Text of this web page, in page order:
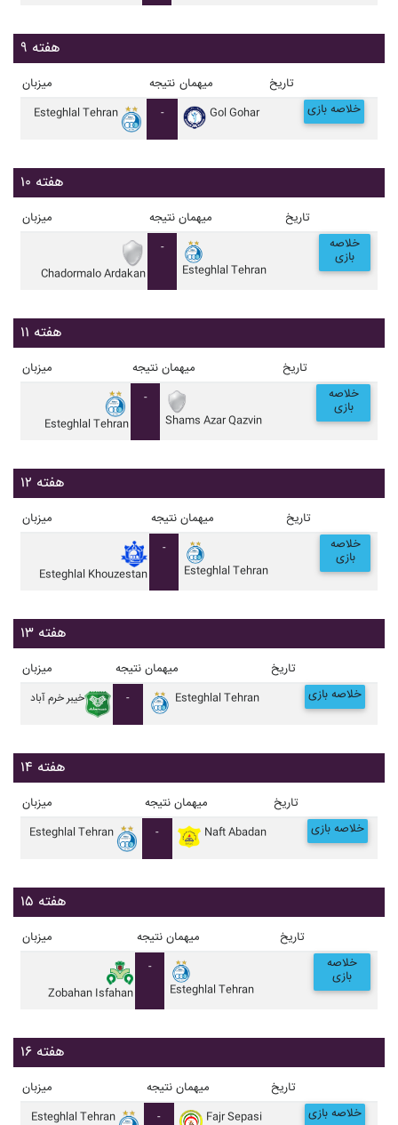
هفته ۹
میزبان نتیجه میهمان تاریخ
Esteghlal Tehran - Gol Gohar خلاصه بازی
هفته ۱۰
میزبان نتیجه میهمان تاریخ
Chadormalo Ardakan
-
Esteghlal Tehran
خلاصه
بازی
هفته ۱۱
میزبان نتیجه میهمان تاریخ
Esteghlal Tehran
-
Shams Azar Qazvin
خلاصه
بازی
هفته ۱۲
میزبان نتیجه میهمان تاریخ
Esteghlal Khouzestan
-
Esteghlal Tehran
خلاصه
بازی
هفته ۱۳
میزبان نتیجه میهمان تاریخ
خيبر خرم آباد - Esteghlal Tehran خلاصه بازی
هفته ۱۴
میزبان نتیجه میهمان تاریخ
Esteghlal Tehran - Naft Abadan خلاصه بازی
هفته ۱۵
میزبان نتیجه میهمان تاریخ
Zobahan Isfahan
-
Esteghlal Tehran
خلاصه
بازی
هفته ۱۶
میزبان نتیجه میهمان تاریخ
Esteghlal Tehran - Fajr Sepasi خلاصه بازی